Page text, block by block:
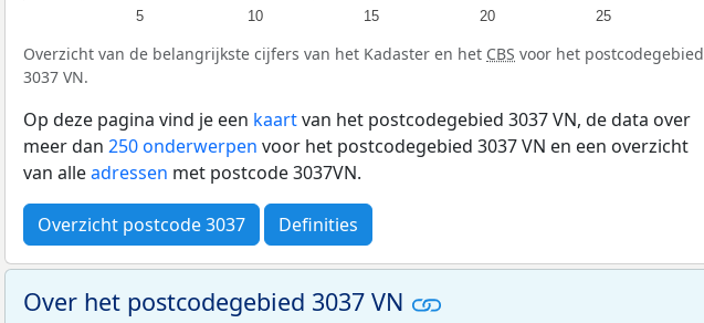
5 10 15 20 25
Overzicht van de belangrijkste cijfers van het Kadaster en het CBS voor het postcodegebied
3037 VN.
Op deze pagina vind je een kaartvan het postcodegebied 3037 VN, de data over
meer dan 250 onderwerpen voor het postcodegebied 3037 VN en een overzicht
van alleadressen met postcode 3037VN.
Overzicht postcode 3037 Definities
Over het postcodegebied 3037 VN